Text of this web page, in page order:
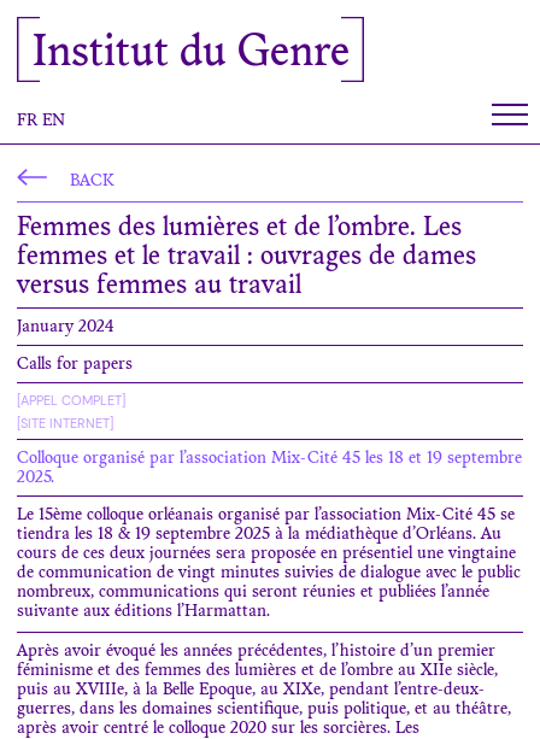
Institut du Genre
FR EN
BACK
Femmes des lumières et de l’ombre. Les
femmes et le travail : ouvrages de dames
versus femmes au travail
January 2024
Calls for papers
[APPEL COMPLET]
[SITE INTERNET]
Colloque organisé par l’association Mix-Cité 45 les 18 et 19 septembre
2025.
Le 15ème colloque orléanais organisé par l’association Mix-Cité 45 se
tiendra les 18 & 19 septembre 2025 à la médiathèque d’Orléans. Au
cours de ces deux journées sera proposée en présentiel une vingtaine
de communication de vingt minutes suivies de dialogue avec le public
nombreux, communications qui seront réunies et publiées l’année
suivante aux éditions l’Harmattan.
Après avoir évoqué les années précédentes, l’histoire d’un premier
féminisme et des femmes des lumières et de l’ombre au XIIe siècle,
puis au XVIIIe, à la Belle Epoque, au XIXe, pendant l’entre-deux-
guerres, dans les domaines scientifique, puis politique, et au théâtre,
après avoir centré le colloque 2020 sur les sorcières. Les